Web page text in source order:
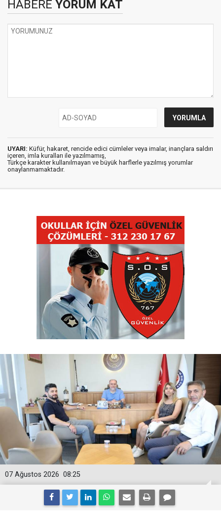
HABERE YORUM KAT
UYARI: Küfür, hakaret, rencide edici cümleler veya imalar, inançlara saldırı
içeren, imla kuralları ile yazılmamış,
Türkçe karakter kullanılmayan ve büyük harflerle yazılmış yorumlar
onaylanmamaktadır.
08:25
07 Ağustos 2026